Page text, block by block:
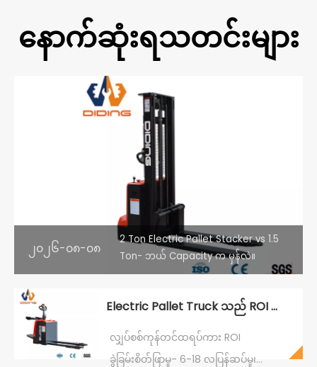
နောက်ဆုံးရသတင်းများ
၂၀၂၆-၀၈-၀၈
2 Ton Electric Pallet Stacker vs 1.5
Ton- ဘယ် Capacity က မှန်လဲ။
Electric Pallet Truck သည် ROI ကို မည်မျှမြန်ဆန်စွာ ပေးပို့နိုင်သနည်း။
လျှပ်စစ်ကုန်တင်ထရပ်ကား ROI
ခွဲခြမ်းစိတ်ဖြာမှု- 6-18 လပြန်ဆပ်မှု၊